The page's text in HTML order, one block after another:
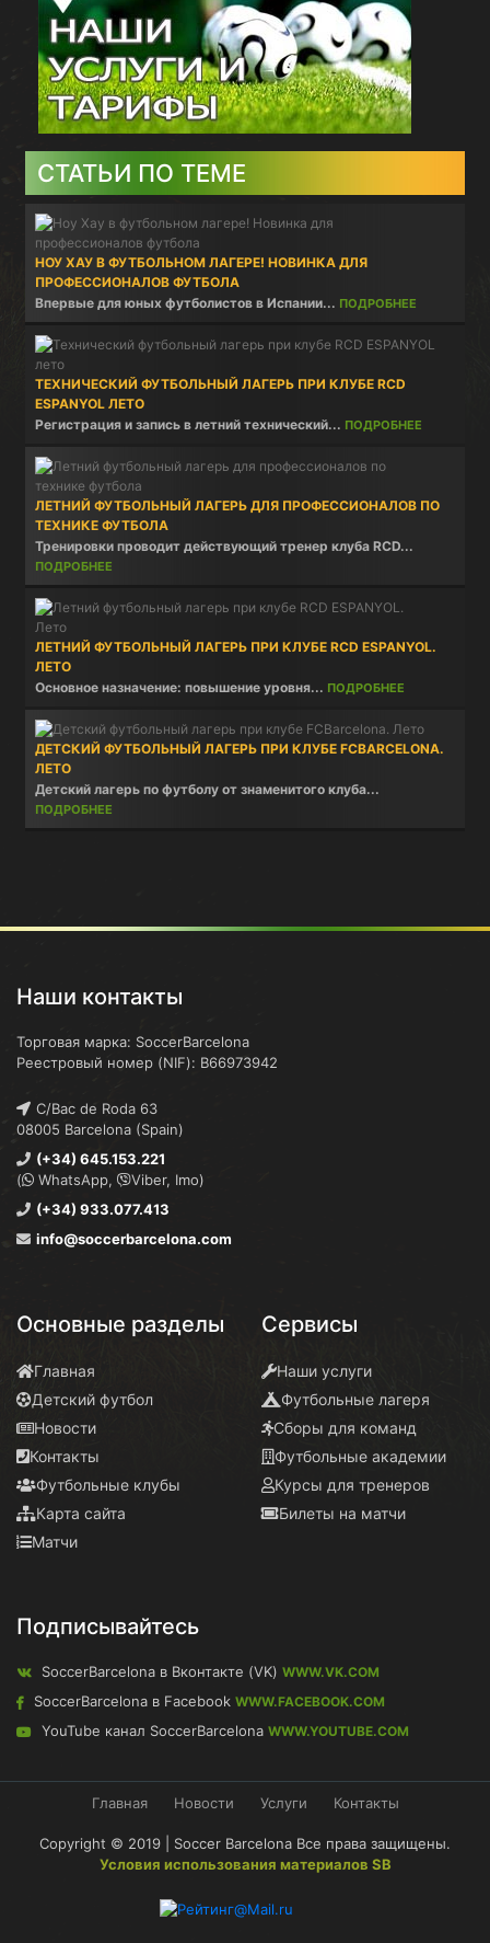
СТАТЬИ ПО ТЕМЕ
НОУ ХАУ В ФУТБОЛЬНОМ ЛАГЕРЕ! НОВИНКА ДЛЯ
ПРОФЕССИОНАЛОВ ФУТБОЛА
Впервые для юных футболистов в Испании... ПОДРОБНЕЕ
ТЕХНИЧЕСКИЙ ФУТБОЛЬНЫЙ ЛАГЕРЬ ПРИ КЛУБЕ RCD
ESPANYOL ЛЕТО
Регистрация и запись в летний технический... ПОДРОБНЕЕ
ЛЕТНИЙ ФУТБОЛЬНЫЙ ЛАГЕРЬ ДЛЯ ПРОФЕССИОНАЛОВ ПО
ТЕХНИКЕ ФУТБОЛА
Тренировки проводит действующий тренер клуба RCD...
ПОДРОБНЕЕ
ЛЕТНИЙ ФУТБОЛЬНЫЙ ЛАГЕРЬ ПРИ КЛУБЕ RCD ESPANYOL.
ЛЕТО
Основное назначение: повышение уровня... ПОДРОБНЕЕ
ДЕТСКИЙ ФУТБОЛЬНЫЙ ЛАГЕРЬ ПРИ КЛУБЕ FCBARCELONA.
ЛЕТО
Детский лагерь по футболу от знаменитого клуба...
ПОДРОБНЕЕ
Наши контакты
Торговая марка: SoccerBarcelona
Реестровый номер (NIF): B66973942
C/Bac de Roda 63
08005 Barcelona (Spain)
(+34) 645.153.221
(
WhatsApp,
Viber, Imo)
(+34) 933.077.413
info@soccerbarcelona.com
Основные разделы
Главная
Детский футбол
Новости
Контакты
Футбольные клубы
Карта сайта
Матчи
Сервисы
Наши услуги
Футбольные лагеря
Сборы для команд
Футбольные академии
Курсы для тренеров
Билеты на матчи
Подписывайтесь
SoccerBarcelona в Вконтакте (VK) WWW.VK.COM
SoccerBarcelona в Facebook WWW.FACEBOOK.COM
YouTube канал SoccerBarcelona WWW.YOUTUBE.COM
Главная Новости Услуги Контакты
Copyright © 2019 | Soccer Barcelona Все права защищены.
Условия использования материалов SB